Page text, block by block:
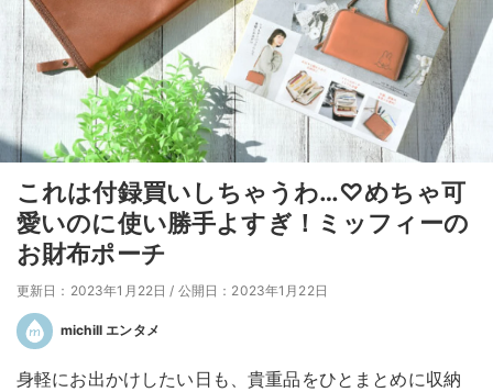
これは付録買いしちゃうわ…♡めちゃ可
愛いのに使い勝手よすぎ！ミッフィーの
お財布ポーチ
更新日：2023年1月22日 / 公開日：2023年1月22日
michill エンタメ
身軽にお出かけしたい日も、貴重品をひとまとめに収納